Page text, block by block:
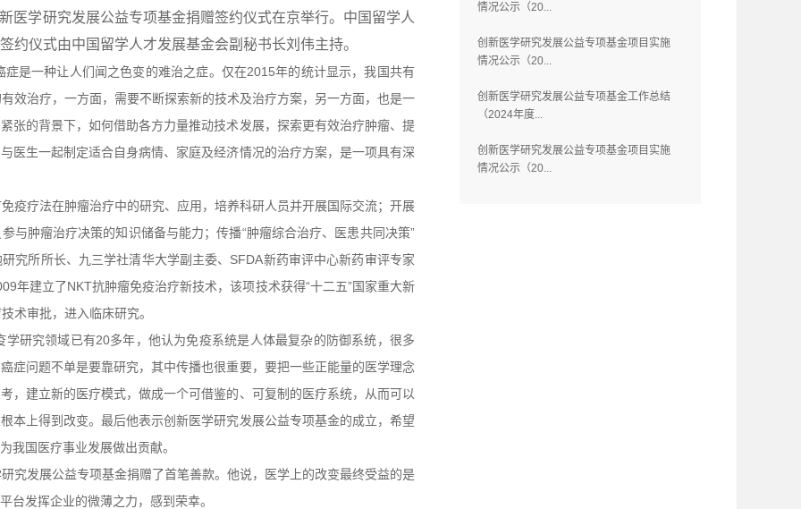
学研究发展公益专项基金捐赠签约仪式在京举行。中国留学人
约仪式由中国留学人才发展基金会副秘书长刘伟主持。
是一种让人们闻之色变的难治之症。仅在2015年的统计显示，我国共有
效治疗，一方面，需要不断探索新的技术及治疗方案，另一方面，也是一
张的背景下，如何借助各方力量推动技术发展，探索更有效治疗肿瘤、提
医生一起制定适合自身病情、家庭及经济情况的治疗方案，是一项具有深
疗法在肿瘤治疗中的研究、应用，培养科研人员并开展国际交流；开展
与肿瘤治疗决策的知识储备与能力；传播“肿瘤综合治疗、医患共同决策”
究所所长、九三学社清华大学副主委、SFDA新药审评中心新药审评专家
年建立了NKT抗肿瘤免疫治疗新技术，该项技术获得“十二五”国家重大新
术审批，进入临床研究。
研究领域已有20多年，他认为免疫系统是人体最复杂的防御系统，很多
症问题不单是要靠研究，其中传播也很重要，要把一些正能量的医学理念
，建立新的医疗模式，做成一个可借鉴的、可复制的医疗系统，从而可以
本上得到改变。最后他表示创新医学研究发展公益专项基金的成立，希望
我国医疗事业发展做出贡献。
发展公益专项基金捐赠了首笔善款。他说，医学上的改变最终受益的是
台发挥企业的微薄之力，感到荣幸。
情况公示（20...
创新医学研究发展公益专项基金项目实施
情况公示（20...
创新医学研究发展公益专项基金工作总结
（2024年度...
创新医学研究发展公益专项基金项目实施
情况公示（20...